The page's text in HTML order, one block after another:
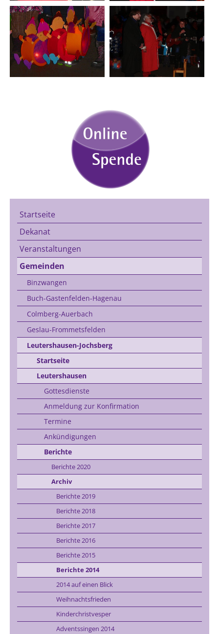
Startseite
Dekanat
Veranstaltungen
Gemeinden
Binzwangen
Buch-Gastenfelden-Hagenau
Colmberg-Auerbach
Geslau-Frommetsfelden
Leutershausen-Jochsberg
Startseite
Leutershausen
Gottesdienste
Anmeldung zur Konfirmation
Termine
Ankündigungen
Berichte
Berichte 2020
Archiv
Berichte 2019
Berichte 2018
Berichte 2017
Berichte 2016
Berichte 2015
Berichte 2014
2014 auf einen Blick
Weihnachtsfrieden
Kinderchristvesper
Adventssingen 2014